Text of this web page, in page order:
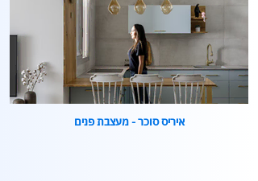
איריס סוכר - מעצבת פנים